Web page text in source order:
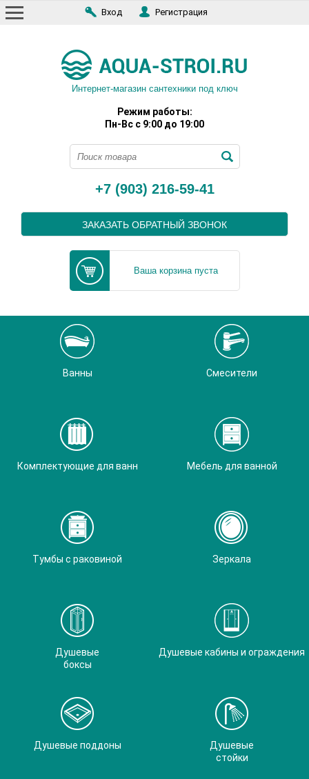
Вход Регистрация
Интернет-магазин сантехники под ключ
Режим работы:
Пн-Вс с 9:00 до 19:00
+7 (903) 216-59-41
ЗАКАЗАТЬ ОБРАТНЫЙ ЗВОНОК
Ваша корзина пуста
Ванны Смесители
Комплектующие для ванн Мебель для ванной
Тумбы с раковиной Зеркала
Душевые
боксы
Душевые кабины и ограждения
Душевые поддоны
Душевые
стойки